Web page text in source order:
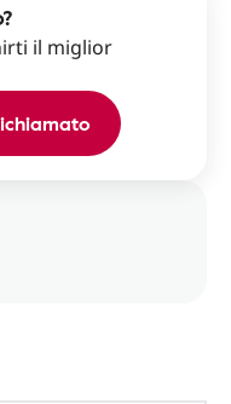
il miglior